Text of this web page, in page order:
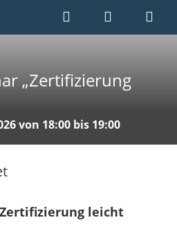
„Zertifizierung
von 18:00 bis 19:00
Zertifizierung leicht